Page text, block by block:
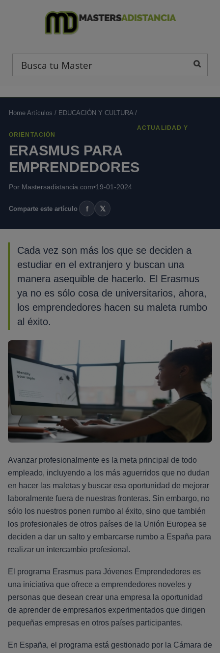
Home Artículos / EDUCACIÓN Y CULTURA/
ACTUALIDAD Y
ORIENTACIÓN
ERASMUS PARA
EMPRENDEDORES
Por Mastersadistancia.com•19-01-2024
Comparte este artículo f 𝕏
Cada vez son más los que se deciden a
estudiar en el extranjero y buscan una
manera asequible de hacerlo. El Erasmus
ya no es sólo cosa de universitarios, ahora,
los emprendedores hacen su maleta rumbo
al éxito.
Avanzar profesionalmente es la meta principal de todo
empleado, incluyendo a los más aguerridos que no dudan
en hacer las maletas y buscar esa oportunidad de mejorar
laboralmente fuera de nuestras fronteras. Sin embargo, no
sólo los nuestros ponen rumbo al éxito, sino que también
los profesionales de otros países de la Unión Europea se
deciden a dar un salto y embarcarse rumbo a España para
realizar un intercambio profesional.
El programa Erasmus para Jóvenes Emprendedores es
una iniciativa que ofrece a emprendedores noveles y
personas que desean crear una empresa la oportunidad
de aprender de empresarios experimentados que dirigen
pequeñas empresas en otros países participantes.
En España, el programa está gestionado por la Cámara de